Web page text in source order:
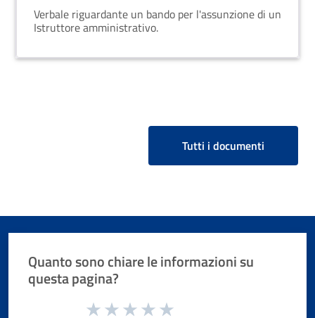
Verbale riguardante un bando per l'assunzione di un
Istruttore amministrativo.
Tutti i documenti
Quanto sono chiare le informazioni su
questa pagina?
Valuta da 1 a 5 stelle la pagina